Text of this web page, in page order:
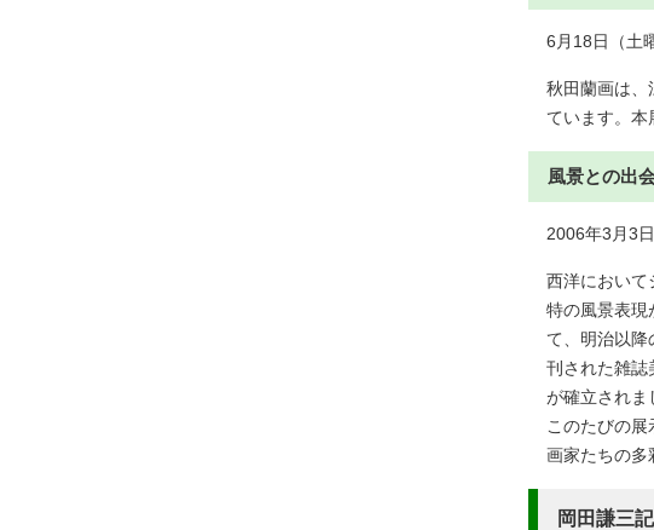
6月18日（土
秋田蘭画は、
ています。本
風景との出
2006年3月3
西洋において
特の風景表現
て、明治以降
刊された雑誌
が確立されま
このたびの展
画家たちの多
岡田謙三